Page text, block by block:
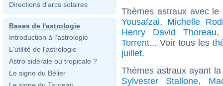
Directions d'arcs solaires
Bases de l'astrologie
Introduction à l'astrologie
L'utilité de l'astrologie
Astro sidérale ou tropicale ?
Le signe du Bélier
Thèmes astraux avec
Yousafzai, Michelle
Henry David Thoreau
Torrent... Voir tous les
juillet.
Thèmes astraux ayant
Sylvester Stallone,